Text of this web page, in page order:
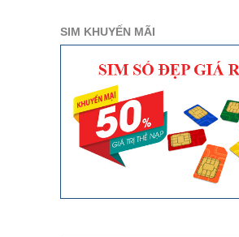
SIM KHUYẾN MÃI